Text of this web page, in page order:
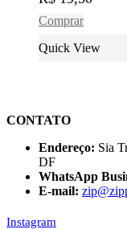
Comprar
Quick View
CONTATO
Endereço: Sia
DF
WhatsApp
E-mail:
Instagram